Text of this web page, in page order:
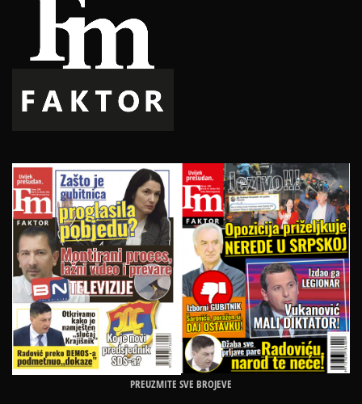
PREUZMITE SVE BROJEVE